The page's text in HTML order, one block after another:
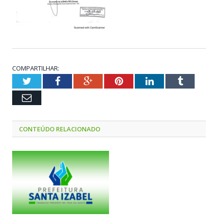
COMPARTILHAR:
TwitterFacebookGoogle+PinterestLinkedInTumblr
Email
CONTEÚDO RELACIONADO